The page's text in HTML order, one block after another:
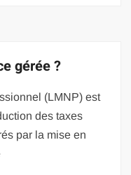
gérée ?
(LMNP) est
des taxes
par la mise en